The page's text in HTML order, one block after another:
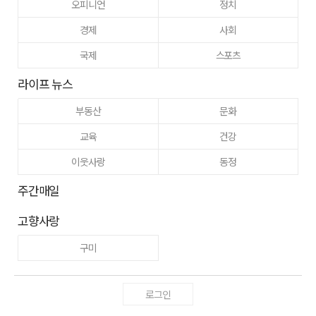
오피니언
정치
경제
사회
국제
스포츠
라이프 뉴스
부동산
문화
교육
건강
이웃사랑
동정
주간매일
고향사랑
구미
로그인